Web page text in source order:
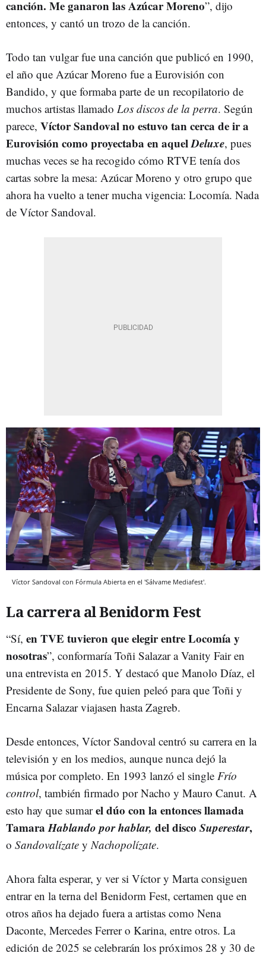
canción. Me ganaron las Azúcar Moreno”, dijo
entonces, y cantó un trozo de la canción.
Todo tan vulgar fue una canción que publicó en 1990,
el año que Azúcar Moreno fue a Eurovisión con
Bandido, y que formaba parte de un recopilatorio de
muchos artistas llamado Los discos de la perra. Según
parece, Víctor Sandoval no estuvo tan cerca de ir a
Eurovisión como proyectaba en aquelDeluxe, pues
muchas veces se ha recogido cómo RTVE tenía dos
cartas sobre la mesa: Azúcar Moreno y otro grupo que
ahora ha vuelto a tener mucha vigencia: Locomía. Nada
de Víctor Sandoval.
Víctor Sandoval con Fórmula Abierta en el 'Sálvame Mediafest'.
La carrera al Benidorm Fest
“Sí, en TVE tuvieron que elegir entre Locomía y
nosotras”, conformaría Toñi Salazar a Vanity Fair en
una entrevista en 2015. Y destacó que Manolo Díaz, el
Presidente de Sony, fue quien peleó para que Toñi y
Encarna Salazar viajasen hasta Zagreb.
Desde entonces, Víctor Sandoval centró su carrera en la
televisión y en los medios, aunque nunca dejó la
música por completo. En 1993 lanzó el single Frío
control, también firmado por Nacho y Mauro Canut. A
esto hay que sumarel dúo con la entonces llamada
TamaraHablando por hablar, del disco Superestar,
o Sandovalízate y Nachopolízate.
Ahora falta esperar, y ver si Víctor y Marta consiguen
entrar en la terna del Benidorm Fest, certamen que en
otros años ha dejado fuera a artistas como Nena
Daconte, Mercedes Ferrer o Karina, entre otros. La
edición de 2025 se celebrarán los próximos 28 y 30 de